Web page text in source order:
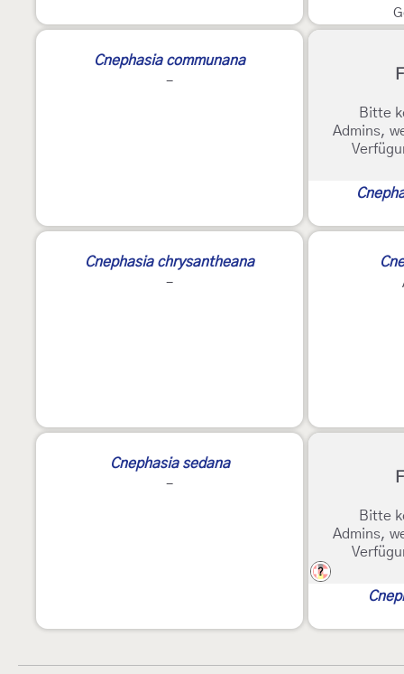
Cnephasia communana
-
Bitte
Admins,
Cnephasia chrysantheana
-
Cnephasia sedana
-
Bitte
Admins,
?